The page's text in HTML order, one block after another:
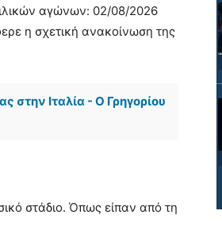
αγώνων: 02/08/2026
η σχετική ανακοίνωση της
στην Ιταλία - Ο Γρηγορίου
στάδιο. Όπως είπαν από τη